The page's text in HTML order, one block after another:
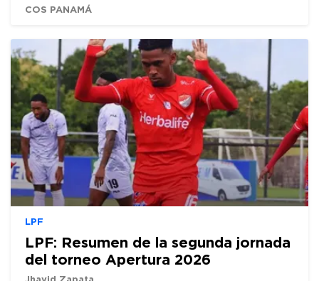
COS PANAMÁ
LPF
LPF: Resumen de la segunda jornada
del torneo Apertura 2026
Jhavid Zapata